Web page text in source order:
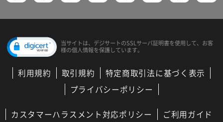
当サイトは、デジサートのSSLサーバ証明書を使用して、 お客
様の個人情報を保護しています。
利用規約 取引規約
特定商取引法に基づく表示
プライバシーポリシー
カスタマーハラスメント対応ポリシー ご利用ガイド